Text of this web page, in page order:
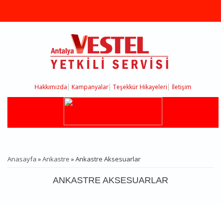
Hakkımızda Kampanyalar Teşekkür Hikayeleri İletişim
BURADASINIZ
Anasayfa »Ankastre » Ankastre Aksesuarlar
ANKASTRE AKSESUARLAR